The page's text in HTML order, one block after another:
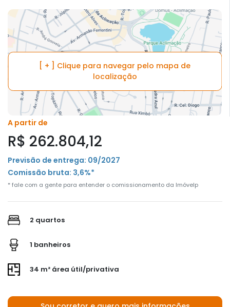
[ + ] Clique para navegar pelo mapa de
localização
A partir de
R$ 262.804,12
Previsão de entrega: 09/2027
Comissão bruta: 3,6%*
* fale com a gente para entender o comissionamento da Imóvelp
2 quartos
1 banheiros
34 m² área útil/privativa